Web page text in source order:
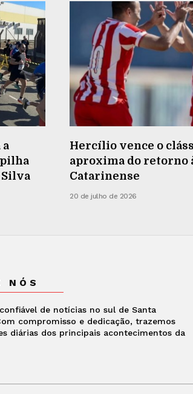
a
Silva
Hercílio vence o
aproxima do retorno
Catarinense
20 de julho de 2026
NÓS
de notícias no sul de Santa
compromisso e dedicação, trazemos
diárias dos principais acontecimentos da